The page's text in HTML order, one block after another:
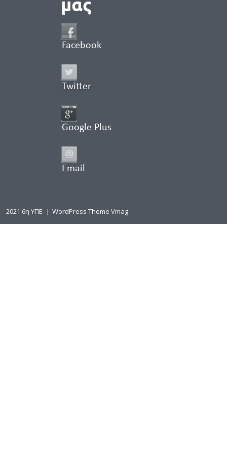
Facebook
Twitter
Google Plus
Email
2021 6η ΥΠΕ | WordPress Theme Vmag